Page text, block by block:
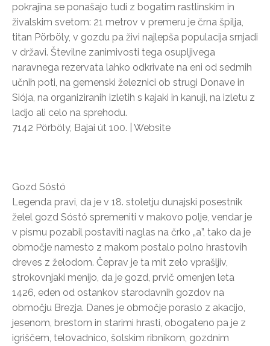
pokrajina se ponašajo tudi z bogatim rastlinskim in
živalskim svetom: 21 metrov v premeru je črna špilja,
titan Pörböly, v gozdu pa živi najlepša populacija srnjadi
v državi. Številne zanimivosti tega osupljivega
naravnega rezervata lahko odkrivate na eni od sedmih
učnih poti, na gemenski železnici ob strugi Donave in
Siója, na organiziranih izletih s kajaki in kanuji, na izletu z
ladjo ali celo na sprehodu.
7142 Pörböly, Bajai út 100. | Website
Gozd Sóstó
Legenda pravi, da je v 18. stoletju dunajski posestnik
želel gozd Sóstó spremeniti v makovo polje, vendar je
v pismu pozabil postaviti naglas na črko „a”, tako da je
območje namesto z makom postalo polno hrastovih
dreves z želodom. Čeprav je ta mit zelo vprašljiv,
strokovnjaki menijo, da je gozd, prvič omenjen leta
1426, eden od ostankov starodavnih gozdov na
območju Brezja. Danes je območje poraslo z akacijo,
jesenom, brestom in starimi hrasti, obogateno pa je z
igriščem, telovadnico, šolskim ribnikom, gozdnim